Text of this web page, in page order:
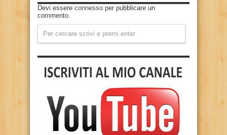
Devi essere connesso per pubblicare un
commento.